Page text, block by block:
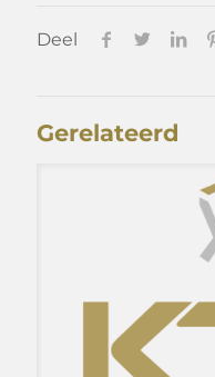
Deel
Gerelateerd